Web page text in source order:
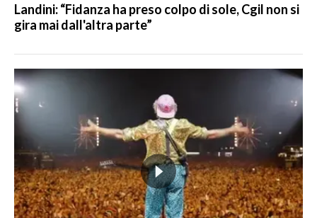
Landini: “Fidanza ha preso colpo di sole, Cgil non si
gira mai dall'altra parte”